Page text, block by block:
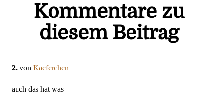
Kommentare zu
diesem Beitrag
2. von Kaeferchen
auch das hat was